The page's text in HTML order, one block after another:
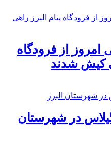
از فرودگاه
کیش شدند
در شهرستان